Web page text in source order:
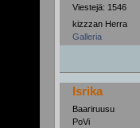
Viestejä: 1546
kizzzan Herra
Galleria
Isrika
Baariruusu
PoVi